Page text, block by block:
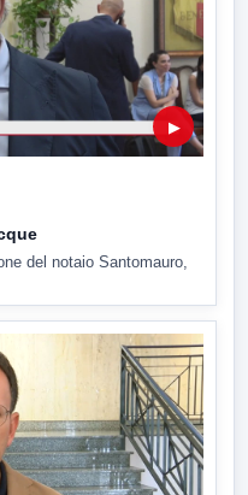
▶
del notaio Santomauro,